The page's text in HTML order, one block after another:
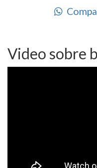
Video sobre